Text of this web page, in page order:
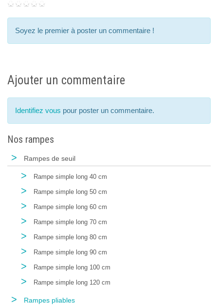
Soyez le premier à poster un commentaire !
Ajouter un commentaire
Identifiez vous pour poster un commentaire.
Nos rampes
> Rampes de seuil
> Rampe simple long 40 cm
> Rampe simple long 50 cm
> Rampe simple long 60 cm
> Rampe simple long 70 cm
> Rampe simple long 80 cm
> Rampe simple long 90 cm
> Rampe simple long 100 cm
> Rampe simple long 120 cm
> Rampes pliables